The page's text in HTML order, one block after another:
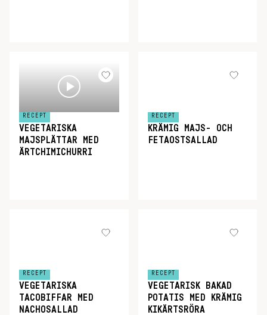
RECEPT
VEGETARISKA
MAJSPLÄTTAR MED
ÄRTCHIMICHURRI
RECEPT
KRÄMIG MAJS- OCH
FETAOSTSALLAD
RECEPT
VEGETARISKA
TACOBIFFAR MED
NACHOSALLAD
RECEPT
VEGETARISK BAKAD
POTATIS MED KRÄMIG
KIKÄRTSRÖRA